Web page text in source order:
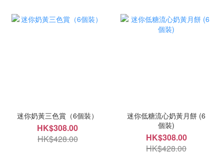
迷你奶黃三色賞（6個裝）
HK$308.00
HK$428.00
迷你低糖流心奶黃月餅 (6
個裝)
HK$308.00
HK$428.00